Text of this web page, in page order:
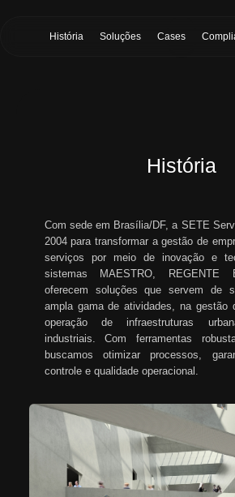
História Soluções Cases
História
Com sede em Brasília/DF, a SETE
2004 para transformar a gestão de
serviços por meio de inovação e
sistemas MAESTRO, REGENTE
oferecem soluções que servem de
ampla gama de atividades, na gestão
operação de infraestruturas
industriais. Com ferramentas
buscamos otimizar processos,
controle e qualidade operacional.